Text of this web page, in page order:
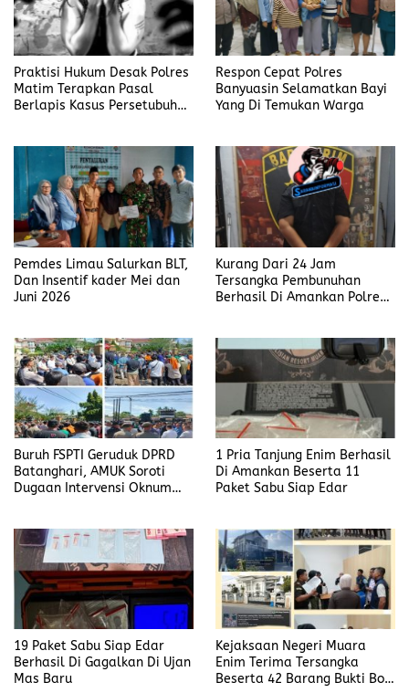
Praktisi Hukum Desak Polres
Matim Terapkan Pasal
Berlapis Kasus Persetubuhan
Respon Cepat Polres
Banyuasin Selamatkan Bayi
Yang Di Temukan Warga
Pemdes Limau Salurkan BLT,
Dan Insentif kader Mei dan
Juni 2026
Kurang Dari 24 Jam
Tersangka Pembunuhan
Berhasil Di Amankan Polres
Buruh FSPTI Geruduk DPRD
Batanghari, AMUK Soroti
Dugaan Intervensi Oknum
1 Pria Tanjung Enim Berhasil
Di Amankan Beserta 11
Paket Sabu Siap Edar
19 Paket Sabu Siap Edar
Berhasil Di Gagalkan Di Ujan
Mas Baru
Kejaksaan Negeri Muara
Enim Terima Tersangka
Beserta 42 Barang Bukti Bobi